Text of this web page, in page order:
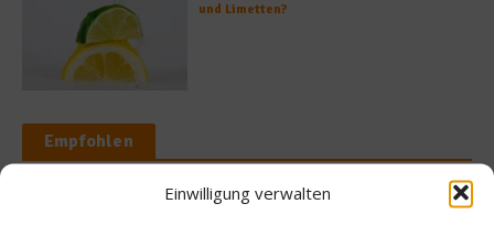
Einwilligung verwalten
und Limetten?
Empfohlen